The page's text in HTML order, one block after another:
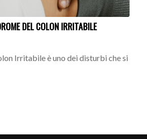
DEL COLON IRRITABILE
Irritabile è uno dei disturbi che si